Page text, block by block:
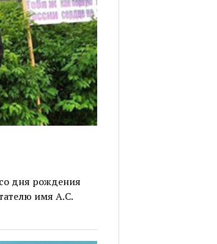
дня рождения
имя А.С.